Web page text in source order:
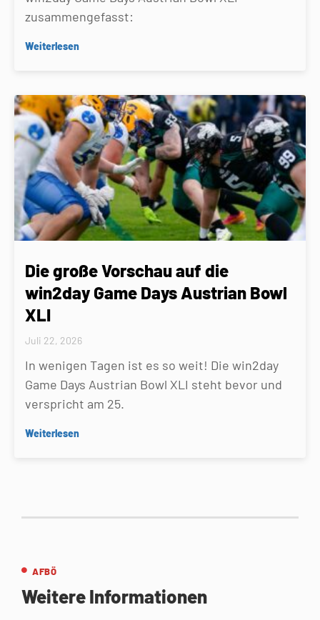
zusammengefasst:
Weiterlesen
Die große Vorschau auf die
win2day Game Days Austrian Bowl
XLI
Juli 22, 2026
In wenigen Tagen ist es so weit! Die win2day
Game Days Austrian Bowl XLI steht bevor und
verspricht am 25.
Weiterlesen
AFBÖ
Weitere Informationen